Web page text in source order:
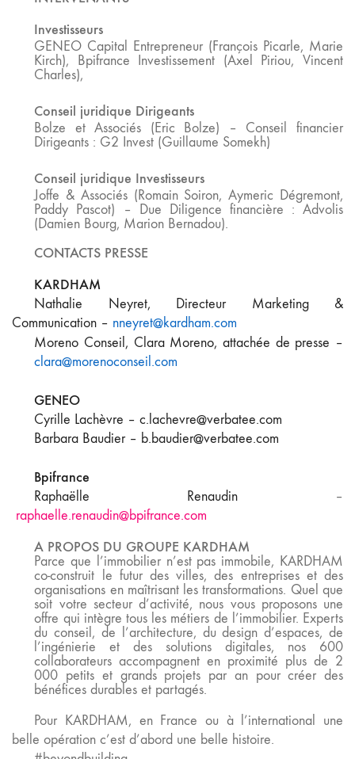
Investisseurs
GENEO Capital Entrepreneur (François Picarle, Marie
Kirch), Bpifrance Investissement (Axel Piriou, Vincent
Charles),
Conseil juridique Dirigeants
Bolze et Associés (Eric Bolze) – Conseil financier
Dirigeants : G2 Invest (Guillaume Somekh)
Conseil juridique Investisseurs
Joffe & Associés (Romain Soiron, Aymeric Dégremont,
Paddy Pascot) – Due Diligence financière : Advolis
(Damien Bourg, Marion Bernadou).
CONTACTS PRESSE
KARDHAM
Nathalie Neyret, Directeur Marketing &
Communication – nneyret@kardham.com
Moreno Conseil, Clara Moreno, attachée de presse –
clara@morenoconseil.com
GENEO
Cyrille Lachèvre –c.lachevre@verbatee.com
Barbara Baudier – b.baudier@verbatee.com
Bpifrance
Raphaëlle Renaudin –
raphaelle.renaudin@bpifrance.com
A PROPOS DU GROUPE KARDHAM
Parce que l’immobilier n’est pas immobile, KARDHAM
co-construit le futur des villes, des entreprises et des
organisations en maîtrisant les transformations. Quel que
soit votre secteur d’activité, nous vous proposons une
offre qui intègre tous les métiers de l’immobilier. Experts
du conseil, de l’architecture, du design d’espaces, de
l’ingénierie et des solutions digitales, nos 600
collaborateurs accompagnent en proximité plus de 2
000 petits et grands projets par an pour créer des
bénéfices durables et partagés.
Pour KARDHAM, en France ou à l’international une
belle opération c’est d’abord une belle histoire.